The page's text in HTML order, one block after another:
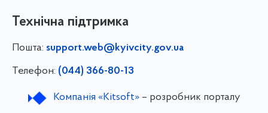
Технічна підтримка
Пошта: support.web@kyivcity.gov.ua
Телефон: (044) 366-80-13
Компанія «Kitsoft»– розробник порталу